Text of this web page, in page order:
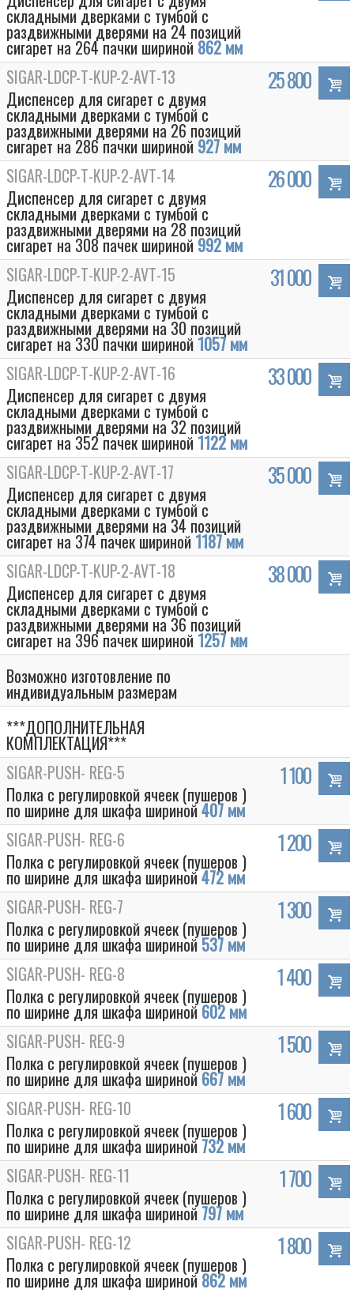
складными дверками с тумбой с
раздвижными дверями на 24 позиций
сигарет на 264 пачки шириной 862 мм
SIGAR-LDCP-T-KUP-2-AVT-13
Диспенсер для сигарет с двумя
складными дверками с тумбой с
раздвижными дверями на 26 позиций
сигарет на 286 пачки шириной 927 мм
25 800
SIGAR-LDCP-T-KUP-2-AVT-14
Диспенсер для сигарет с двумя
складными дверками с тумбой с
раздвижными дверями на 28 позиций
сигарет на 308 пачек шириной 992 мм
26 000
SIGAR-LDCP-T-KUP-2-AVT-15
Диспенсер для сигарет с двумя
складными дверками с тумбой с
раздвижными дверями на 30 позиций
сигарет на 330 пачки шириной 1057 мм
31 000
SIGAR-LDCP-T-KUP-2-AVT-16
Диспенсер для сигарет с двумя
складными дверками с тумбой с
раздвижными дверями на 32 позиций
сигарет на 352 пачек шириной 1122 мм
33 000
SIGAR-LDCP-T-KUP-2-AVT-17
Диспенсер для сигарет с двумя
складными дверками с тумбой с
раздвижными дверями на 34 позиций
сигарет на 374 пачек шириной 1187 мм
35 000
SIGAR-LDCP-T-KUP-2-AVT-18
Диспенсер для сигарет с двумя
складными дверками с тумбой с
раздвижными дверями на 36 позиций
сигарет на 396 пачек шириной 1257 мм
38 000
Возможно изготовление по
индивидуальным размерам
***ДОПОЛНИТЕЛЬНАЯ
КОМПЛЕКТАЦИЯ***
SIGAR-PUSH- REG-5
Полка с регулировкой ячеек (пушеров )
по ширине для шкафа шириной407 мм
1 100
SIGAR-PUSH- REG-6
Полка с регулировкой ячеек (пушеров )
по ширине для шкафа шириной472 мм
1 200
SIGAR-PUSH- REG-7
Полка с регулировкой ячеек (пушеров )
по ширине для шкафа шириной537 мм
1 300
SIGAR-PUSH- REG-8
Полка с регулировкой ячеек (пушеров )
по ширине для шкафа шириной602 мм
1 400
SIGAR-PUSH- REG-9
Полка с регулировкой ячеек (пушеров )
по ширине для шкафа шириной667 мм
1 500
SIGAR-PUSH- REG-10
Полка с регулировкой ячеек (пушеров )
по ширине для шкафа шириной732 мм
1 600
SIGAR-PUSH- REG-11
Полка с регулировкой ячеек (пушеров )
по ширине для шкафа шириной797 мм
1 700
SIGAR-PUSH- REG-12
Полка с регулировкой ячеек (пушеров )
по ширине для шкафа шириной862 мм
1 800